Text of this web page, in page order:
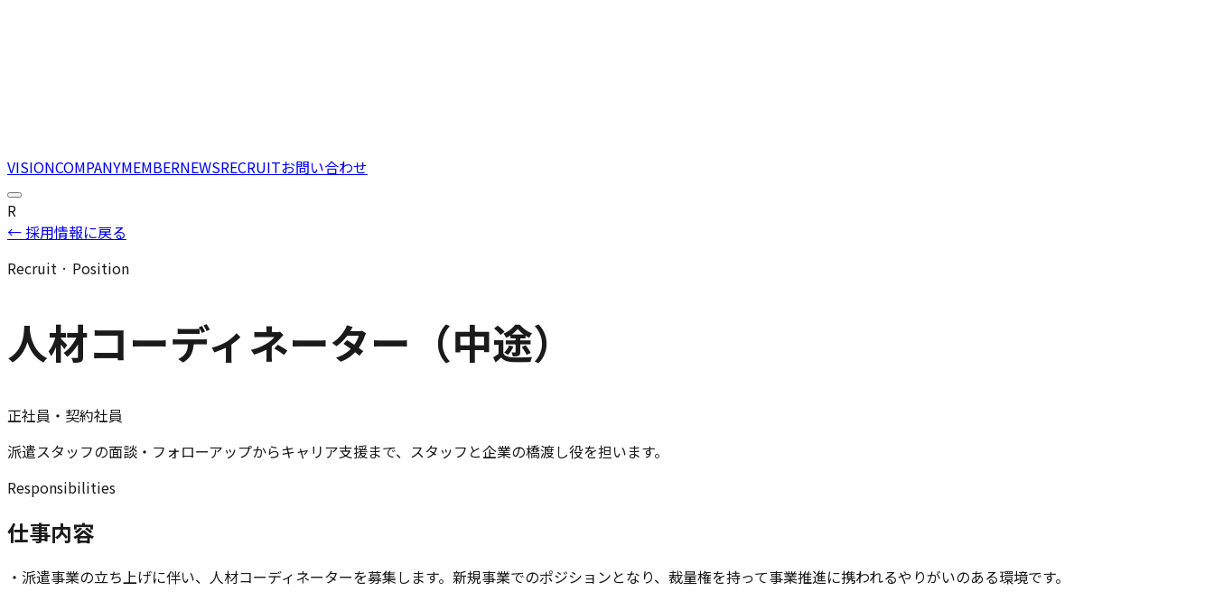
VISIONCOMPANYMEMBERNEWSRECRUITお問い合わせ
R
← 採用情報に戻る
Recruit · Position
人材コーディネーター（中途）
正社員・契約社員
派遣スタッフの面談・フォローアップからキャリア支援まで、スタッフと企業の橋渡し役を担います。
Responsibilities
仕事内容
・ 派遣事業の立ち上げに伴い、人材コーディネーターを募集します。新規事業でのポジションとなり、裁量権を持って事業推進に携われるやりがいのある環境です。